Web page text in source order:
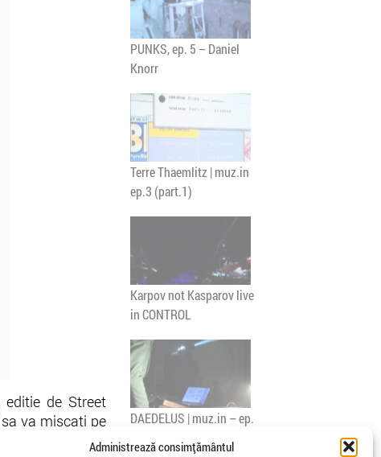
Administrează consimțământul
de Street
va miscati pe
PUNKS, ep. 5 – Daniel
Knorr
Terre Thaemlitz | muz.in
ep.3 (part.1)
Karpov not Kasparov live
in CONTROL
DAEDELUS | muz.in – ep.